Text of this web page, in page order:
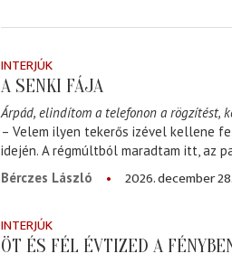
INTERJÚK
A SENKI FÁJA
Árpád, elindítom a telefonon a rögzítést,
– Velem ilyen tekerős izével kellene
idején. A régmúltból maradtam itt, az
Bérczes László
2026. december 28.
INTERJÚK
ÖT ÉS FÉL ÉVTIZED A